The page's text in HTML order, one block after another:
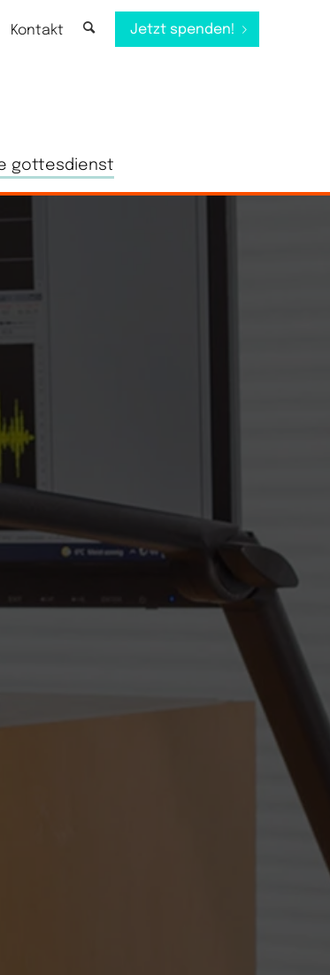
Kontakt Jetzt spenden!
gottesdienst